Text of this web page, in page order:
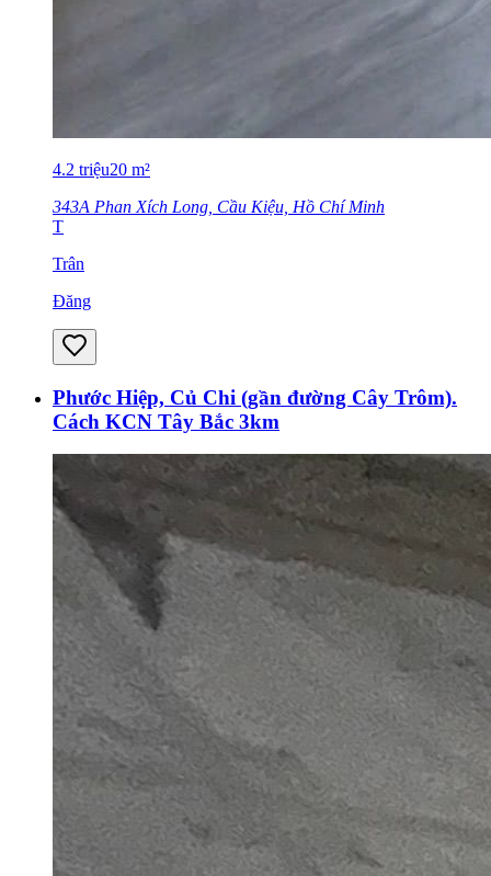
4.2 triệu20 m²
343A Phan Xích Long, Cầu Kiệu, Hồ Chí Minh
T
Trân
Đăng
Phước Hiệp, Củ Chi (gần đường Cây Trôm).
Cách KCN Tây Bắc 3km